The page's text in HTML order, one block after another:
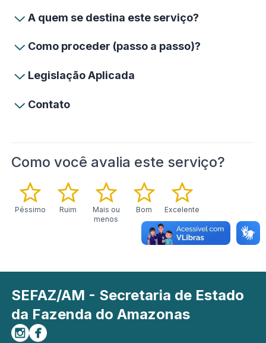
A quem se destina este serviço?
Como proceder (passo a passo)?
Legislação Aplicada
Contato
Como você avalia este serviço?
Péssimo Ruim
Mais ou
menos
Bom Excelente
SEFAZ/AM - Secretaria de Estado
da Fazenda do Amazonas
Siga-nos no Instagram
Curta-nos no Facebook